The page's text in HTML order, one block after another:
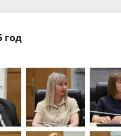
год